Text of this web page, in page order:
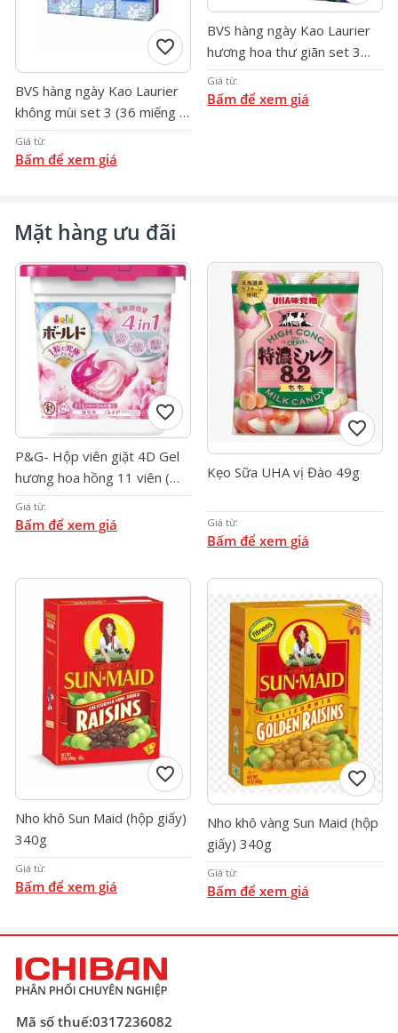
Công Ty Cổ Phần Thương Mại Dịch Vụ Ichiban Việt
Website: ichibanco.vn
Email:info.ichiban@gmail.com
Hotline: 0962489995
ICHIBAN VIỆT NAM | Phân phối chuyên nghiệp
favorite
BVS hàng ngày Kao Laurier
không mùi set 3 (36 miếng *
3)
Giá từ:
Bấm để xem giá
BVS hàng ngày Kao Laurier
hương hoa thư giãn set 3
(36 miếng * 3)
Giá từ:
Bấm để xem giá
Mặt hàng ưu đãi
favorite
P&G- Hộp viên giặt 4D Gel
hương hoa hồng 11 viên (
Màu hồng )
Giá từ:
Bấm để xem giá
favorite
Kẹo Sữa UHA vị Đào 49g
Giá từ:
Bấm để xem giá
favorite
Nho khô Sun Maid (hộp giấy)
340g
Giá từ:
Bấm để xem giá
favorite
Nho khô vàng Sun Maid (hộp
giấy) 340g
Giá từ:
Bấm để xem giá
Mã số thuế:0317236082